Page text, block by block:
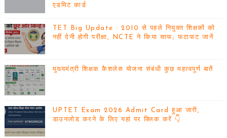
एडमिट कार्ड
TET Big Update : 2010 से पहले नियुक्त शिक्षकों को
नहीं देनी होगी परीक्षा, NCTE ने किया साफ; फटाफट जानें
मुख्यमंत्री शिक्षक कैशलेस योजना संबंधी कुछ महत्वपूर्ण बातें
UPTET Exam 2026 Admit Card हुआ जारी,
डाउनलोड करने के लिए यहां पर क्लिक करें 👇